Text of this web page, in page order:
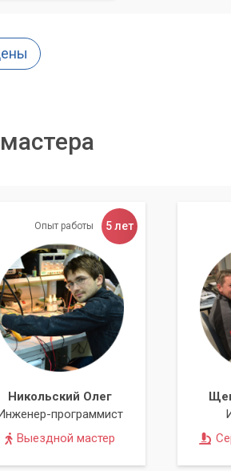
Опыт работы 5 лет
Никольский Олег
Инженер-программист
Выездной мастер